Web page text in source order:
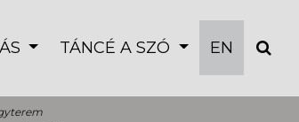
TÁNCÉ A SZÓ EN